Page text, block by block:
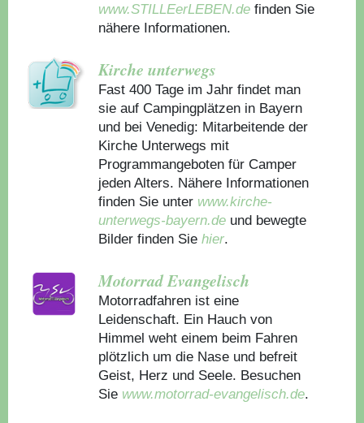
www.STILLEerLEBEN.de finden Sie
nähere Informationen.
Kirche unterwegs
Fast 400 Tage im Jahr findet man
sie auf Campingplätzen in Bayern
und bei Venedig: Mitarbeitende der
Kirche Unterwegs mit
Programmangeboten für Camper
jeden Alters. Nähere Informationen
finden Sie unter www.kirche-
unterwegs-bayern.de und bewegte
Bilder finden Sie hier.
Motorrad Evangelisch
Motorradfahren ist eine
Leidenschaft. Ein Hauch von
Himmel weht einem beim Fahren
plötzlich um die Nase und befreit
Geist, Herz und Seele. Besuchen
Sie www.motorrad-evangelisch.de.